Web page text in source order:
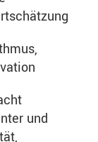
und